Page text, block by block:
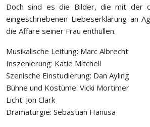
Doch sind es die Bilder, die mit der
eingeschriebenen Liebeserklärung an
die Affäre seiner Frau enthüllen.
Musikalische Leitung: Marc Albrecht
Inszenierung: Katie Mitchell
Szenische Einstudierung: Dan Ayling
Bühne und Kostüme: Vicki Mortimer
Licht: Jon Clark
Dramaturgie: Sebastian Hanusa